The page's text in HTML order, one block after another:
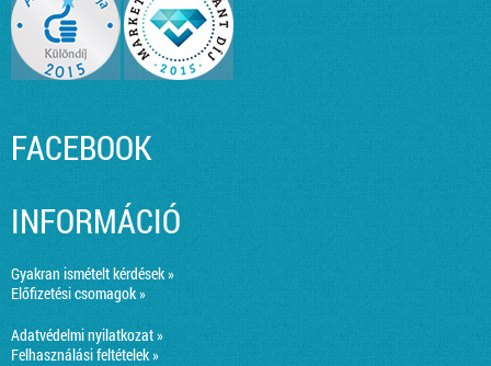
FACEBOOK
INFORMÁCIÓ
Gyakran ismételt kérdések »
Előfizetési csomagok »
Adatvédelmi nyilatkozat »
Felhasználási feltételek »